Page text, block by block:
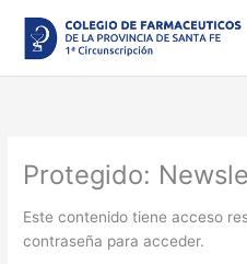
contenido
Protegido:
Este contenido tiene acceso
contraseña para acceder.